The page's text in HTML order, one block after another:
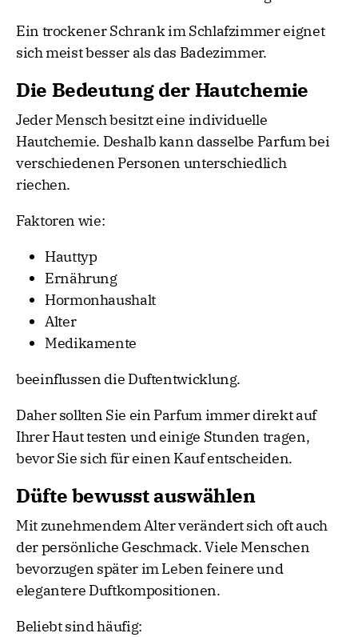
Ein trockener Schrank im Schlafzimmer eignet
sich meist besser als das Badezimmer.
Die Bedeutung der Hautchemie
Jeder Mensch besitzt eine individuelle
Hautchemie. Deshalb kann dasselbe Parfum bei
verschiedenen Personen unterschiedlich
riechen.
Faktoren wie:
Hauttyp
Ernährung
Hormonhaushalt
Alter
Medikamente
beeinflussen die Duftentwicklung.
Daher sollten Sie ein Parfum immer direkt auf
Ihrer Haut testen und einige Stunden tragen,
bevor Sie sich für einen Kauf entscheiden.
Düfte bewusst auswählen
Mit zunehmendem Alter verändert sich oft auch
der persönliche Geschmack. Viele Menschen
bevorzugen später im Leben feinere und
elegantere Duftkompositionen.
Beliebt sind häufig: